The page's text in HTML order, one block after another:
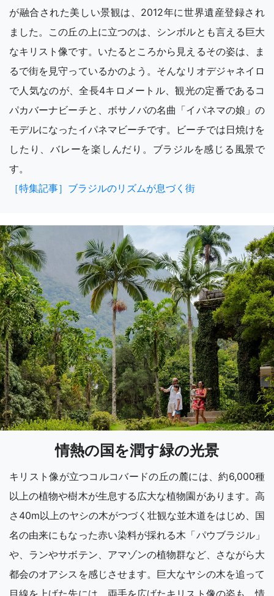
が融合された美しい景観は、2012年に世界遺産登録され
ました。この丘の上に立つのは、シンボルとも言える巨大
なキリスト像です。いたるところから見えるその姿は、ま
るで街を見守っているかのよう。そんなリオデジャネイロ
で人気なのが、全長4キロメートル、観光の定番であるコ
パカバーナビーチと、ボサノバの名曲「イパネマの娘」の
モデルになったイパネマビーチです。ビーチでは日焼けを
したり、バレーを楽しんだり。ブラジルを感じる風景で
す。
［特集記事］ブラジルのリズムが息づく街
情熱の国を潤す緑の光景
キリスト像が立つコルコバードの丘の麓には、約6,000種
以上の植物や樹木が生息する広大な植物園があります。高
さ40m以上のヤシの木がつづく壮観な並木道をはじめ、国
名の由来にもなった赤い染料が採れる木「パウブラジル」
や、ランやサボテン、アマゾンの植物群など、さながら大
都会のオアシスを感じさせます。巨大なヤシの木を追って